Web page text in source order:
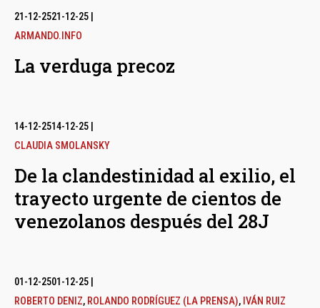
21-12-2521-12-25
ARMANDO.INFO
La verduga precoz
14-12-2514-12-25
CLAUDIA SMOLANSKY
De la clandestinidad al exilio, el
trayecto urgente de cientos de
venezolanos después del 28J
01-12-2501-12-25
ROBERTO DENIZ, ROLANDO RODRÍGUEZ (LA PRENSA), IVÁN RUIZ